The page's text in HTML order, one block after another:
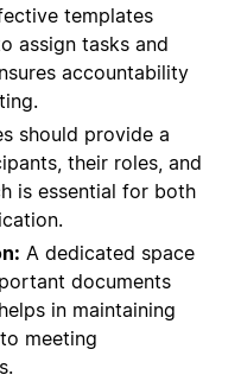
templates
assign tasks and
accountability
should provide a
their roles, and
is essential for both
A dedicated space
documents
in maintaining
meeting